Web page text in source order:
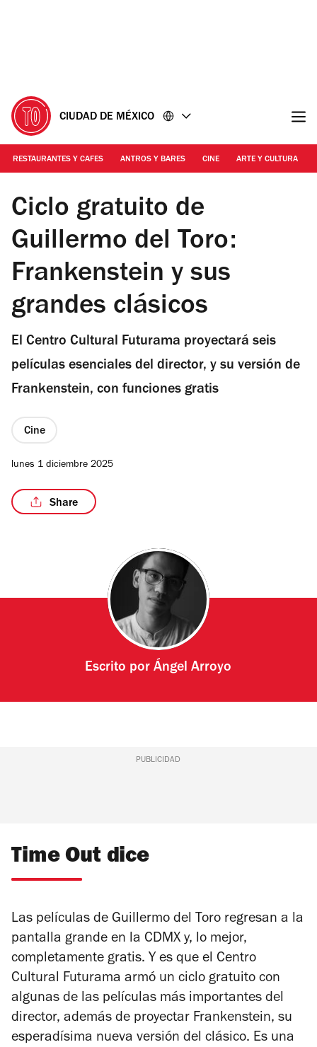
CIUDAD DE MÉXICO
RESTAURANTES Y CAFES ANTROS Y BARES CINE ARTE Y CULTURA
Foto: Cortesía
Ciclo gratuito de
Guillermo del Toro:
Frankenstein y sus
grandes clásicos
El Centro Cultural Futurama proyectará seis
películas esenciales del director, y su versión de
Frankenstein, con funciones gratis
Cine
lunes 1 diciembre 2025
Share
Escrito porÁngel Arroyo
PUBLICIDAD
Time Out dice
Las películas de Guillermo del Toro regresan a la
pantalla grande en la CDMX y, lo mejor,
completamente gratis. Y es que el Centro
Cultural Futurama armó un ciclo gratuito con
algunas de las películas más importantes del
director, además de proyectar Frankenstein, su
esperadísima nueva versión del clásico. Es una